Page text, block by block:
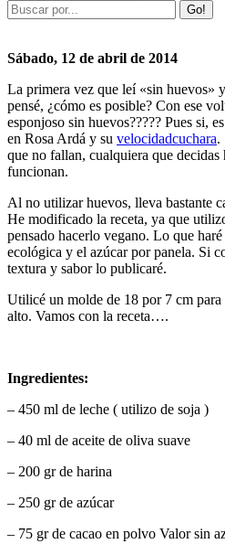
Sábado, 12 de abril de 2014
La primera vez que leí «sin huevos»
pensé, ¿cómo es posible? Con ese
esponjoso sin huevos????? Pues si,
en Rosa Ardá y su velocidadcuchara.
que no fallan, cualquiera que decidas
funcionan.
Al no utilizar huevos, lleva bastante
He modificado la receta, ya que
pensado hacerlo vegano. Lo que
ecológica y el azúcar por panela. Si
textura y sabor lo publicaré.
Utilicé un molde de 18 por 7 cm
alto. Vamos con la receta….
Ingredientes:
– 450 ml de leche ( utilizo de soja )
– 40 ml de aceite de oliva suave
– 200 gr de harina
– 250 gr de azúcar
– 75 gr de cacao en polvo Valor sin